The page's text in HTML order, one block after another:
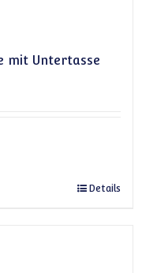
mit Untertasse
Details